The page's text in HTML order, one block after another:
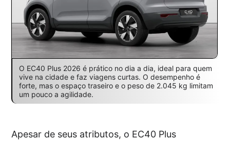
O EC40 Plus 2026 é prático no dia a dia, ideal para quem
vive na cidade e faz viagens curtas. O desempenho é
forte, mas o espaço traseiro e o peso de 2.045 kg limitam
um pouco a agilidade.
Apesar de seus atributos, o EC40 Plus